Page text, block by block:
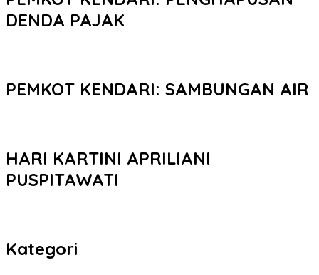
DENDA PAJAK
PEMKOT KENDARI: SAMBUNGAN AIR
HARI KARTINI APRILIANI
PUSPITAWATI
Kategori